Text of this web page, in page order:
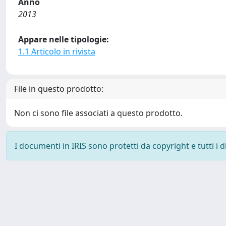
2013
Appare nelle tipologie:
1.1 Articolo in rivista
File in questo prodotto:
Non ci sono file associati a questo prodotto.
I documenti in IRIS sono protetti da copyright e tutti i